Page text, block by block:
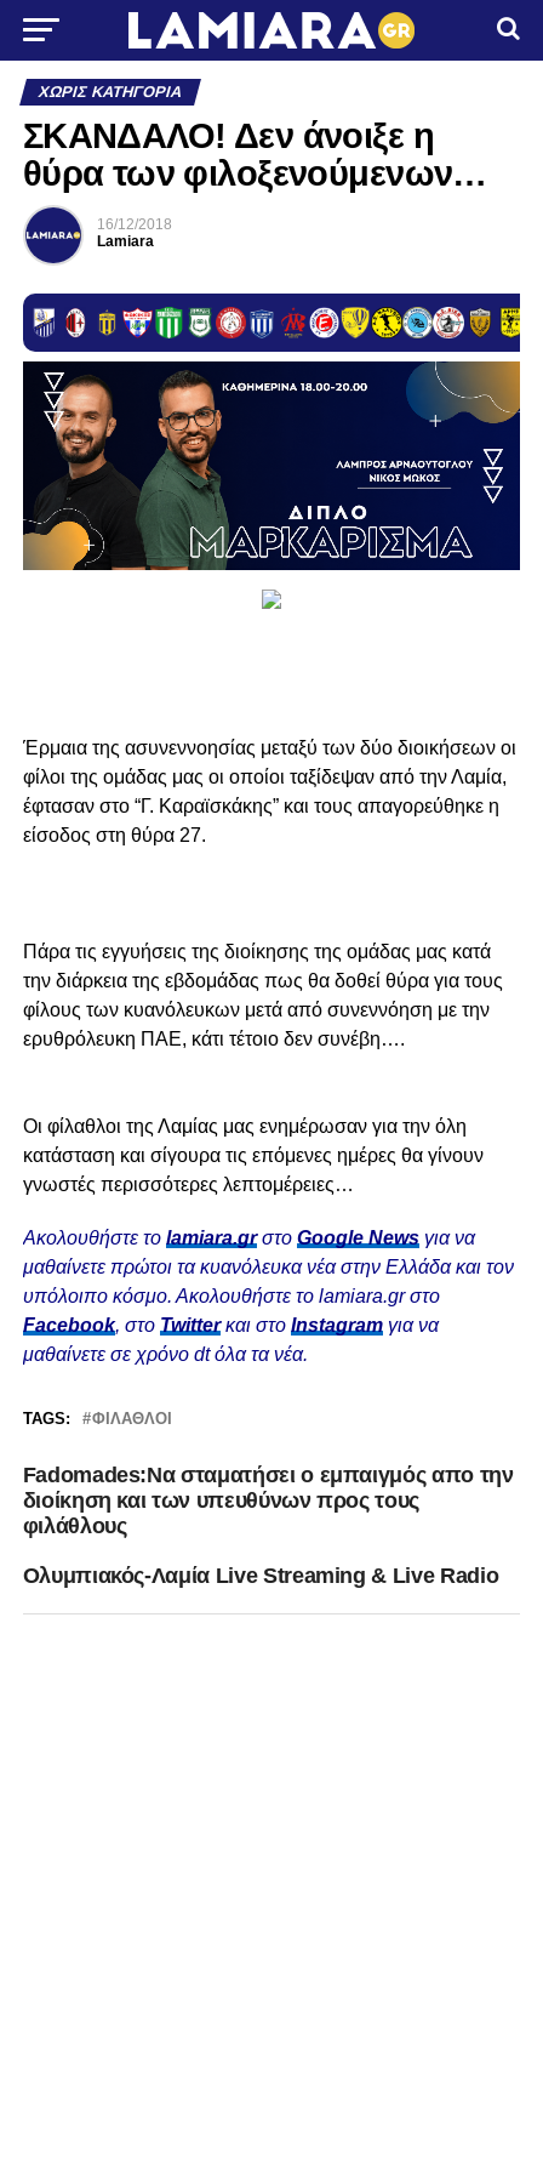
ΧΩΡΊΣ ΚΑΤΗΓΟΡΊΑ
ΣΚΑΝΔΑΛΟ! Δεν άνοιξε η
θύρα των φιλοξενούμενων…
16/12/2018
Lamiara
Έρμαια της ασυνεννοησίας μεταξύ των δύο διοικήσεων οι
φίλοι της ομάδας μας οι οποίοι ταξίδεψαν από την Λαμία,
έφτασαν στο “Γ. Καραϊσκάκης” και τους απαγορεύθηκε η
είσοδος στη θύρα 27.
Πάρα τις εγγυήσεις της διοίκησης της ομάδας μας κατά
την διάρκεια της εβδομάδας πως θα δοθεί θύρα για τους
φίλους των κυανόλευκων μετά από συνεννόηση με την
ερυθρόλευκη ΠΑΕ, κάτι τέτοιο δεν συνέβη….
Οι φίλαθλοι της Λαμίας μας ενημέρωσαν για την όλη
κατάσταση και σίγουρα τις επόμενες ημέρες θα γίνουν
γνωστές περισσότερες λεπτομέρειες…
Ακολουθήστε το lamiara.grστο Google Newsγια να
μαθαίνετε πρώτοι τα κυανόλευκα νέα στην Ελλάδα και τον
υπόλοιπο κόσμο. Ακολουθήστε το lamiara.gr στο
Facebook, στο Twitterκαι στο Instagram για να
μαθαίνετε σε χρόνο dt όλα τα νέα.
TAGS: ΦΊΛΑΘΛΟΙ
Fadomades:Να σταματήσει ο εμπαιγμός απο την
διοίκηση και των υπευθύνων προς τους
φιλάθλους
Ολυμπιακός-Λαμία Live Streaming & Live Radio